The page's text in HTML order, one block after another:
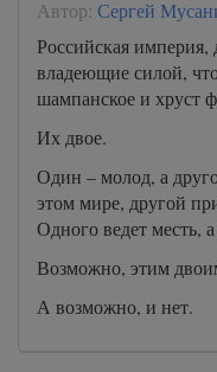
Автор: Сергей
Российская империя,
владеющие силой,
шампанское и хруст
Их двое.
Один – молод, а
этом мире, другой
Одного ведет месть,
Возможно, этим
А возможно, и нет.